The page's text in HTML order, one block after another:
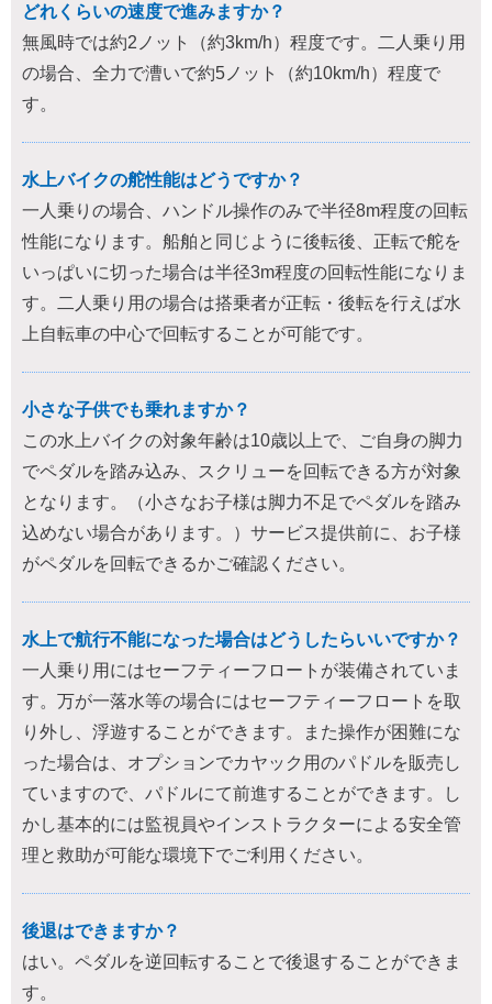
どれくらいの速度で進みますか？
無風時では約2ノット（約3km/h）程度です。二人乗り用
の場合、全力で漕いで約5ノット（約10km/h）程度で
す。
水上バイクの舵性能はどうですか？
一人乗りの場合、ハンドル操作のみで半径8m程度の回転
性能になります。船舶と同じように後転後、正転で舵を
いっぱいに切った場合は半径3m程度の回転性能になりま
す。二人乗り用の場合は搭乗者が正転・後転を行えば水
上自転車の中心で回転することが可能です。
小さな子供でも乗れますか？
この水上バイクの対象年齢は10歳以上で、ご自身の脚力
でペダルを踏み込み、スクリューを回転できる方が対象
となります。（小さなお子様は脚力不足でペダルを踏み
込めない場合があります。）サービス提供前に、お子様
がペダルを回転できるかご確認ください。
水上で航行不能になった場合はどうしたらいいですか？
一人乗り用にはセーフティーフロートが装備されていま
す。万が一落水等の場合にはセーフティーフロートを取
り外し、浮遊することができます。また操作が困難にな
った場合は、オプションでカヤック用のパドルを販売し
ていますので、パドルにて前進することができます。し
かし基本的には監視員やインストラクターによる安全管
理と救助が可能な環境下でご利用ください。
後退はできますか？
はい。ペダルを逆回転することで後退することができま
す。